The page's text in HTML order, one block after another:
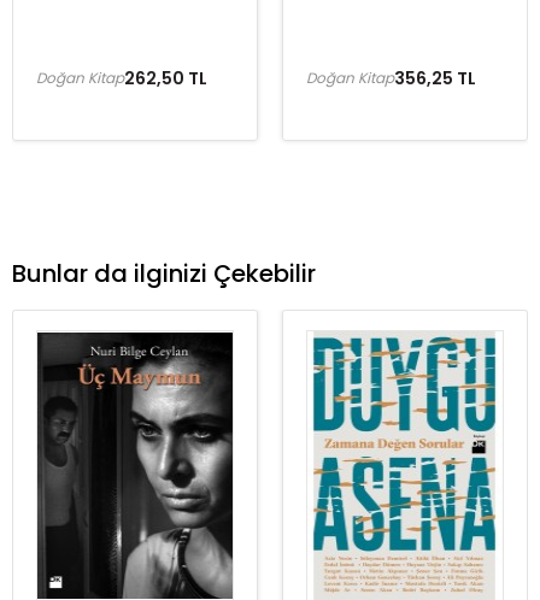
262,50 TL
Doğan Kitap 356,25 TL
Doğan Kitap
Bunlar da ilginizi Çekebilir